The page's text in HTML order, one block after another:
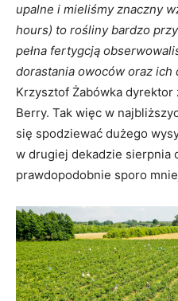
upalne i mieliśmy znaczny
hours) to rośliny bardzo
pełna fertygcją
dorastania owoców oraz ich
Krzysztof Żabówka dyrektor
Berry. Tak więc w
się spodziewać dużego
w drugiej dekadzie sierpnia
prawdopodobnie sporo